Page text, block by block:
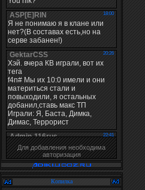
Для добавления необходима
авторизация
Копилка